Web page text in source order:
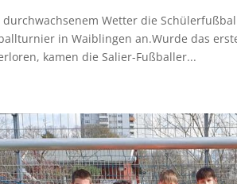
Wetter die
in Waiblingen an.Wurde das
kamen die Salier-Fußballer...